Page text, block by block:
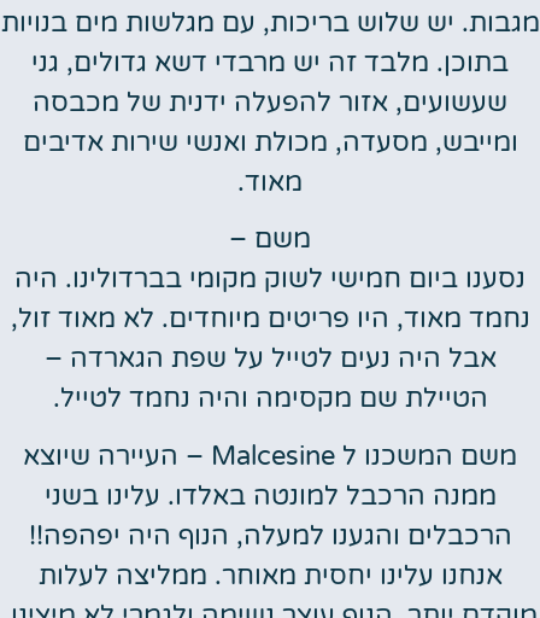
מגבות. יש שלוש בריכות, עם מגלשות מים בנויות
בתוכן. מלבד זה יש מרבדי דשא גדולים, גני
שעשועים, אזור להפעלה ידנית של מכבסה
ומייבש, מסעדה, מכולת ואנשי שירות אדיבים
מאוד.
משם –
נסענו ביום חמישי לשוק מקומי בברדולינו. היה
נחמד מאוד, היו פריטים מיוחדים. לא מאוד זול,
אבל היה נעים לטייל על שפת הגארדה –
הטיילת שם מקסימה והיה נחמד לטייל.
משם המשכנו ל Malcesine – העיירה שיוצא
ממנה הרכבל למונטה באלדו. עלינו בשני
הרכבלים והגענו למעלה, הנוף היה יפהפה!!
אנחנו עלינו יחסית מאוחר. ממליצה לעלות